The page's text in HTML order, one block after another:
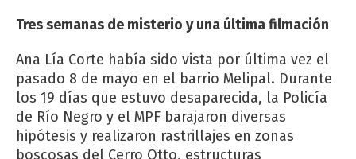
Tres semanas de misterio y una última filmación
Ana Lía Corte había sido vista por última vez el
pasado 8 de mayo en el barrio Melipal. Durante
los 19 días que estuvo desaparecida, la Policía
de Río Negro y el MPF barajaron diversas
hipótesis y realizaron rastrillajes en zonas
boscosas del Cerro Otto, estructuras